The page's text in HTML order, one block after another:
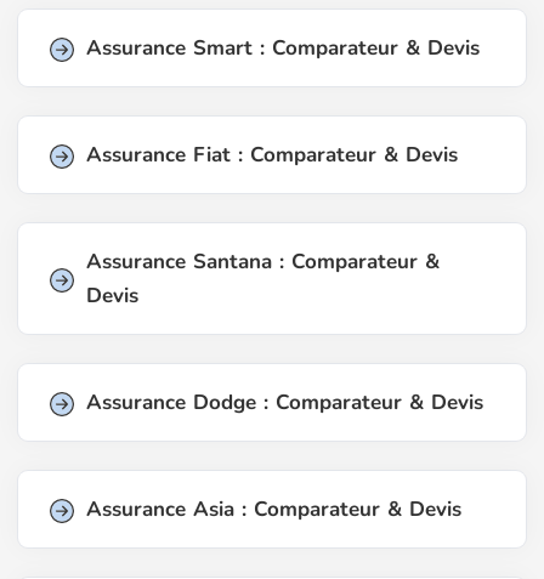
Assurance Smart : Comparateur & Devis
Assurance Fiat : Comparateur & Devis
Assurance Santana : Comparateur &
Devis
Assurance Dodge : Comparateur & Devis
Assurance Asia : Comparateur & Devis